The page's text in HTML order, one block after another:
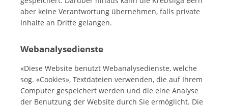
aber keine Verantwortung übernehmen, falls private
Inhalte an Dritte gelangen.
Webanalysedienste
«Diese Website benutzt Webanalysedienste, welche
sog. «Cookies», Textdateien verwenden, die auf Ihrem
Computer gespeichert werden und die eine Analyse
der Benutzung der Website durch Sie ermöglicht. Die